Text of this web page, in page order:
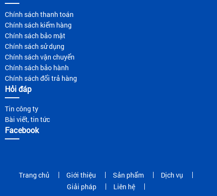
Chính sách thanh toán
Chính sách kiểm hàng
Chính sách bảo mật
Chính sách sử dụng
Chính sách vận chuyển
Chính sách bảo hành
Chính sách đổi trả hàng
Hỏi đáp
Tin công ty
Bài viết, tin tức
Facebook
Trang chủ Giới thiệu Sản phẩm
Dịch vụ
Giải pháp
Liên hệ